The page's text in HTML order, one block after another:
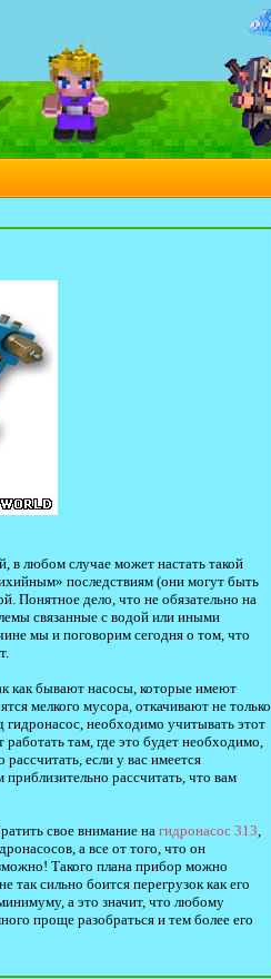
в любом случае может настать такой
последствиям (они могут быть
Понятное дело, что не обязательно на
связанные с водой или иными
мы и поговорим сегодня о том, что
как бывают насосы, которые имеют
мелкого мусора, откачивают не только
необходимо учитывать этот
там, где это будет необходимо,
если у вас имеется
рассчитать, что вам
свое внимание нагидронасос 313,
а все от того, что он
Такого плана прибор можно
так сильно боится перегрузок как его
а это значит, что любому
проще разобраться и тем более его